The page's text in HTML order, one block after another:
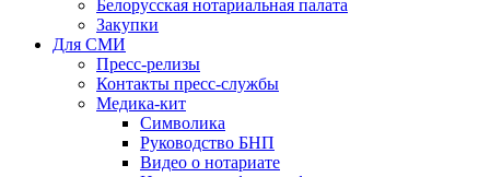
Белорусская нотариальная палата
Закупки
Для СМИ
Пресс-релизы
Контакты пресс-службы
Медика-кит
Символика
Руководство БНП
Видео о нотариате